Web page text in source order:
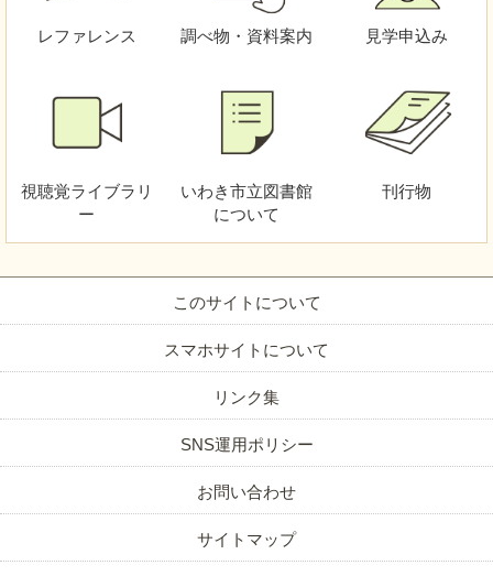
レファレンス 調べ物・資料案内 見学申込み
視聴覚ライブラリ
ー
いわき市立図書館
について
刊行物
このサイトについて
スマホサイトについて
リンク集
SNS運用ポリシー
お問い合わせ
サイトマップ